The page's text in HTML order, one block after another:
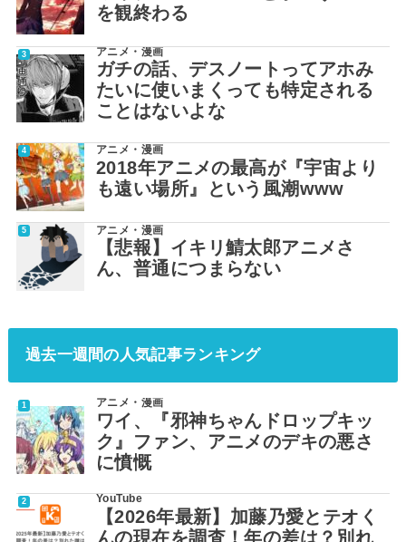
を観終わる
アニメ・漫画
ガチの話、デスノートってアホみ
たいに使いまくっても特定される
ことはないよな
アニメ・漫画
2018年アニメの最高が『宇宙より
も遠い場所』という風潮www
アニメ・漫画
【悲報】イキリ鯖太郎アニメさ
ん、普通につまらない
過去一週間の人気記事ランキング
アニメ・漫画
ワイ、『邪神ちゃんドロップキッ
ク』ファン、アニメのデキの悪さ
に憤慨
YouTube
【2026年最新】加藤乃愛とテオく
んの現在を調査！年の差は？別れ